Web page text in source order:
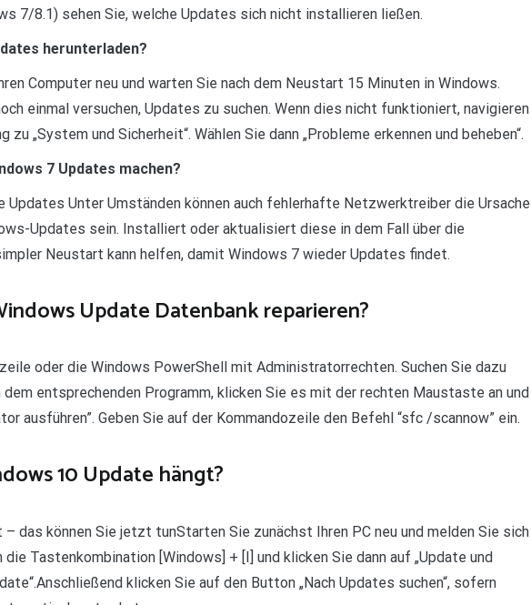
7/8.1) sehen Sie, welche Updates sich nicht installieren ließen.
herunterladen?
Computer neu und warten Sie nach dem Neustart 15 Minuten in Windows.
einmal versuchen, Updates zu suchen. Wenn dies nicht funktioniert, navigieren
„System und Sicherheit“. Wählen Sie dann „Probleme erkennen und beheben“.
7 Updates machen?
Unter Umständen können auch fehlerhafte Netzwerktreiber die Ursache
Updates sein. Installiert oder aktualisiert diese in dem Fall über die
Neustart kann helfen, damit Windows 7 wieder Updates findet.
Update Datenbank reparieren?
oder die Windows PowerShell mit Administratorrechten. Suchen Sie dazu
entsprechenden Programm, klicken Sie es mit der rechten Maustaste an und
ausführen”. Geben Sie auf der Kommandozeile den Befehl “sfc /scannow” ein.
10 Update hängt?
– das können Sie jetzt tunStarten Sie zunächst Ihren PC neu und melden Sie sich
die Tastenkombination [Windows] + [I] und klicken Sie dann auf „Update und
klicken Sie auf den Button „Nach Updates suchen“, sofern